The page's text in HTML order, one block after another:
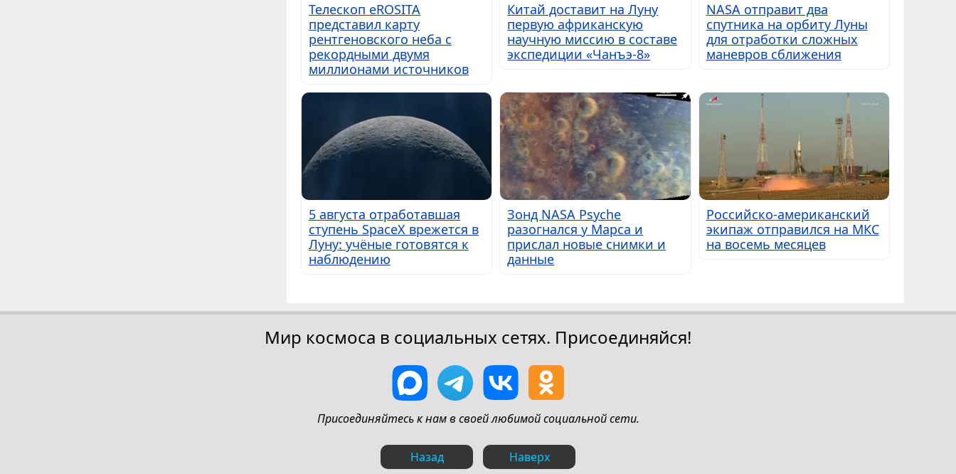
Телескоп eROSITA
представил карту
рентгеновского неба с
рекордными двумя
миллионами источников
Китай доставит на Луну
первую африканскую
научную миссию в составе
экспедиции «Чанъэ-8»
NASA отправит два
спутника на орбиту Луны
для отработки сложных
маневров сближения
5 августа отработавшая
ступень SpaceX врежется в
Луну: учёные готовятся к
наблюдению
Зонд NASA Psyche
разогнался у Марса и
прислал новые снимки и
данные
Российско-американский
экипаж отправился на МКС
на восемь месяцев
Мир космоса в социальных сетях. Присоединяйся!
Присоединяйтесь к нам в своей любимой социальной сети.
Назад Наверх